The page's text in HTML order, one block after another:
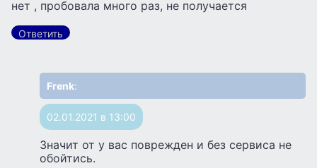
нет , пробовала много раз, не получается
Ответить
Frenk:
02.01.2021 в 13:00
Значит от у вас поврежден и без сервиса не
обойтись.